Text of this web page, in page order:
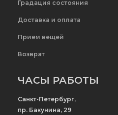
Градация состояния
Доставка и оплата
Прием вещей
Возврат
ЧАСЫ РАБОТЫ
Санкт-Петербург,
пр. Бакунина, 29